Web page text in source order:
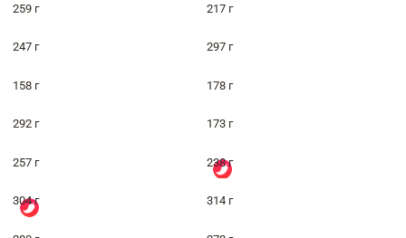
259 г 217 г
247 г 297 г
158 г 178 г
292 г 173 г
257 г 238 г
304 г 314 г